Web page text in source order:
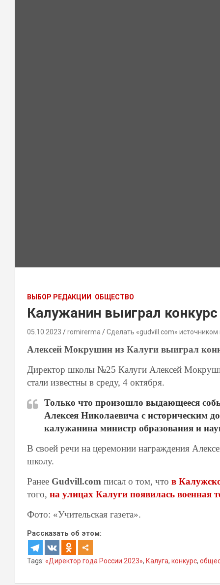
ВЫБОР РЕДАКЦИИ ОБЩЕСТВО
Калужанин выиграл
05.10.2023 romirerma Сделать «gudvill.com» источником
Алексей Мокрушин из Калуги выиграл
Директор школы №25 Калуги Алексей
стали известны в среду, 4 октября.
Только что произошло выдающееся
Алексея Николаевича с историческим
калужанина министр образования и
В своей речи на церемонии награждения
школу.
Ранее Gudvill.com писал о том, что в
того, на улицах Калуги появилась военная
Фото: «Учительская газета».
Рассказать об этом:
Tags: «Директор года России 2023», Калуга, конкурс,